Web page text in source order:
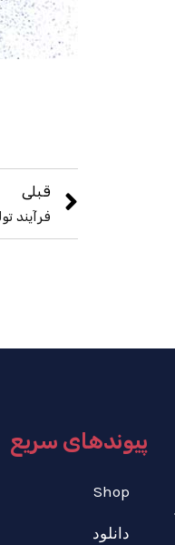
قبلی
فرآیند
پیوندهای سریع
Shop
دانلود